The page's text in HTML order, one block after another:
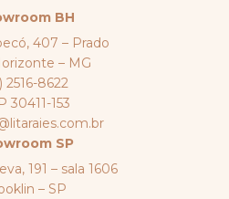
BH
407 – Prado
– MG
2516-8622
30411-153
SP
191 – sala 1606
– SP